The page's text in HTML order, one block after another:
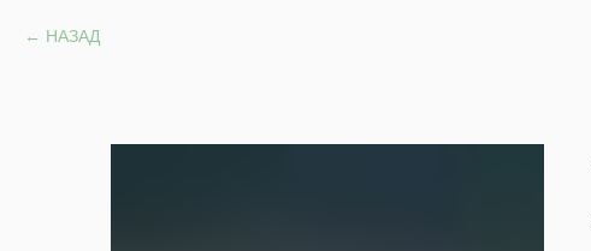
НАЗАД